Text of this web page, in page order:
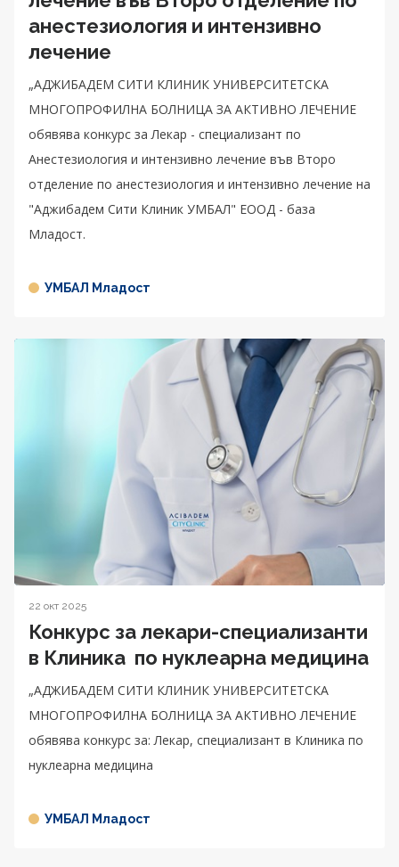
анестезиология и интензивно
лечение
„АДЖИБАДЕМ СИТИ КЛИНИК УНИВЕРСИТЕТСКА
МНОГОПРОФИЛНА БОЛНИЦА ЗА АКТИВНО ЛЕЧЕНИЕ
обявява конкурс за Лекар - специализант по
Анестезиология и интензивно лечение във Второ
отделение по анестезиология и интензивно лечение на
"Аджибадем Сити Клиник УМБАЛ" ЕООД - база
Младост.
УМБАЛ Младост
22 окт 2025
Конкурс за лекари-специализанти
в Клиника по нуклеарна медицина
„АДЖИБАДЕМ СИТИ КЛИНИК УНИВЕРСИТЕТСКА
МНОГОПРОФИЛНА БОЛНИЦА ЗА АКТИВНО ЛЕЧЕНИЕ
обявява конкурс за: Лекар, специализант в Клиника по
нуклеарна медицина
УМБАЛ Младост